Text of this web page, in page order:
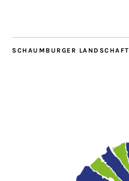
SCHAUMBURGER LANDSCHAFT